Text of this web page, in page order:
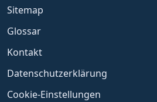
Sitemap
Glossar
Kontakt
Datenschutzerklärung
Cookie-Einstellungen